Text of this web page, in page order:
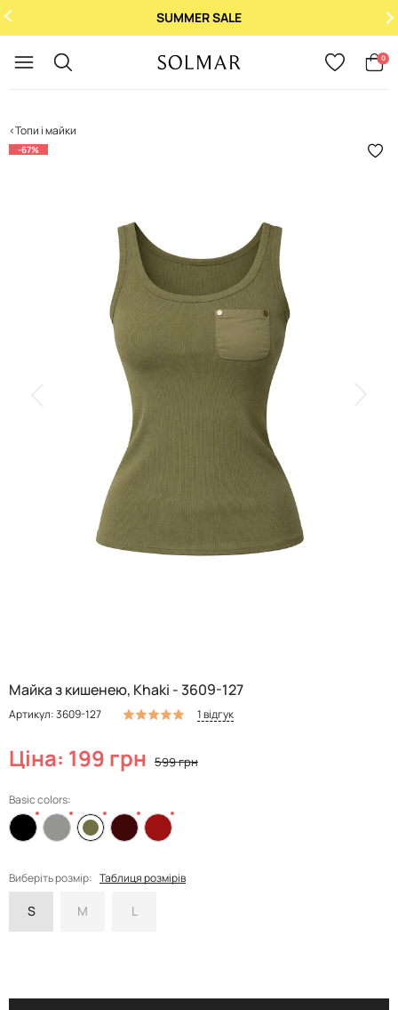
SUMMER SALE
0
Топи і майки
-67%
Майка з кишенею, Khaki - 3609-127
Артикул: 3609-127 1 відгук
Ціна: 199 грн 599 грн
Basic colors:
Виберіть розмір: Таблиця розмірів
S M L